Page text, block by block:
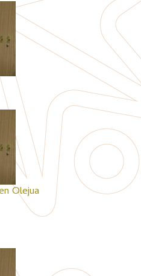
Olejua